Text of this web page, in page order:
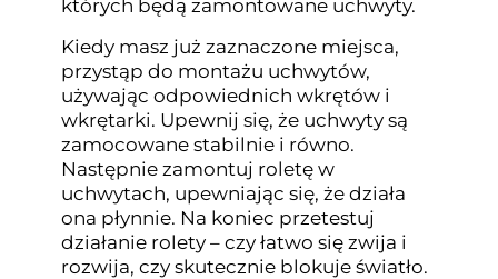
których będą zamontowane uchwyty.
Kiedy masz już zaznaczone miejsca,
przystąp do montażu uchwytów,
używając odpowiednich wkrętów i
wkrętarki. Upewnij się, że uchwyty są
zamocowane stabilnie i równo.
Następnie zamontuj roletę w
uchwytach, upewniając się, że działa
ona płynnie. Na koniec przetestuj
działanie rolety – czy łatwo się zwija i
rozwija, czy skutecznie blokuje światło.